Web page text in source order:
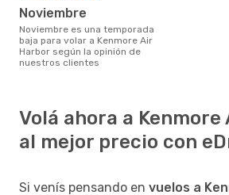
noviembre
noviembre es una temporada
baja para volar a Kenmore Air
Harbor según la opinión de
nuestros clientes
Volá ahora a
al mejor precio con
Si venís pensando en vuelos a